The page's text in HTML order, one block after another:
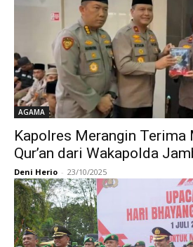
AGAMA
Kapolres Merangin Terima
Qur’an dari Wakapolda
Deni Herio - 23/10/2025